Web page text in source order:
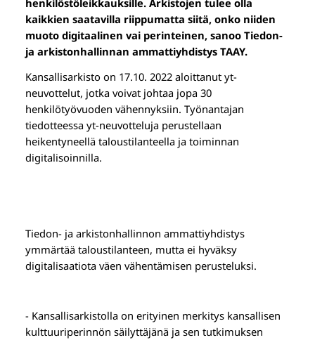
henkilöstöleikkauksille. Arkistojen tulee olla
kaikkien saatavilla riippumatta siitä, onko niiden
muoto digitaalinen vai perinteinen, sanoo Tiedon-
ja arkistonhallinnan ammattiyhdistys TAAY.
Kansallisarkisto on 17.10. 2022 aloittanut yt-
neuvottelut, jotka voivat johtaa jopa 30
henkilötyövuoden vähennyksiin. Työnantajan
tiedotteessa yt-neuvotteluja perustellaan
heikentyneellä taloustilanteella ja toiminnan
digitalisoinnilla.
Tiedon- ja arkistonhallinnon ammattiyhdistys
ymmärtää taloustilanteen, mutta ei hyväksy
digitalisaatiota väen vähentämisen perusteluksi.
- Kansallisarkistolla on erityinen merkitys kansallisen
kulttuuriperinnön säilyttäjänä ja sen tutkimuksen